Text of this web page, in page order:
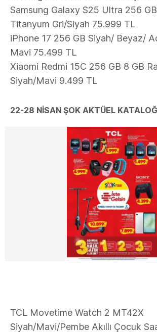
Samsung Galaxy S25 Ultra 256
Titanyum Gri/Siyah 75.999 TL
iPhone 17 256 GB Siyah/ Beyaz/
Mavi 75.499 TL
Xiaomi Redmi 15C 256 GB 8 GB
Siyah/Mavi 9.499 TL
22-28 NİSAN ŞOK AKTÜEL
TCL Movetime Watch 2 MT42X
Siyah/Mavi/Pembe Akıllı Çocuk